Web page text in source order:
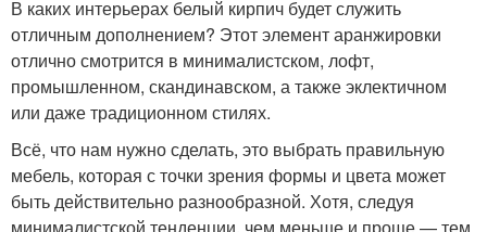
В каких интерьерах белый кирпич будет служить
отличным дополнением? Этот элемент аранжировки
отлично смотрится в минималистском, лофт,
промышленном, скандинавском, а также эклектичном
или даже традиционном стилях.
Всё, что нам нужно сделать, это выбрать правильную
мебель, которая с точки зрения формы и цвета может
быть действительно разнообразной. Хотя, следуя